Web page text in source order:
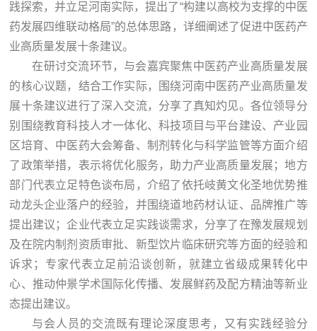
践探索，并立足河南实际，提出了“构建以高校为支撑的中医
药发展四维联动格局”的总体思路，详细阐述了促进中医药产
业高质量发展十条建议。
在研讨交流环节，与会嘉宾聚焦中医药产业高质量发展
的核心议题，结合工作实际，围绕河南中医药产业高质量发
展十条建议进行了深入交流，分享了真知灼见。各位领导分
别围绕教育科技人才一体化、科技项目与平台建设、产业园
区培育、中医药大会筹备、制剂转化与科学监管等方面介绍
了政策举措，表示将优化服务，助力产业高质量发展；地方
部门代表立足特色谈布局，介绍了依托岐黄文化圣地优势推
动龙头企业落户的经验，并围绕道地药材认证、品牌推广等
提出建议；企业代表立足实践谈需求，分享了在豫发展规划
及在院内制剂资质审批、新型饮片临床研究等方面的经验和
诉求；专家代表立足前沿谈创新，就建立省级成果转化中
心、推动仲景学术国际化传播、发展鲜药及配方精油等新业
态提出建议。
与会人员的交流既有理论深度思考，又有实践经验分